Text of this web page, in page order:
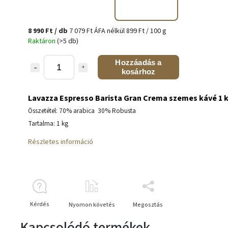
8 990 Ft/ db 7 079 Ft ÁFA nélkül899 Ft / 100 g
Raktáron (>5 db)
Hozzáadás a
kosárhoz
Lavazza Espresso Barista Gran Crema szemes kávé 1
Összetétel: 70% arabica 30% Robusta
Tartalma: 1 kg
Részletes információ
Kérdés Nyomon követés Megosztás